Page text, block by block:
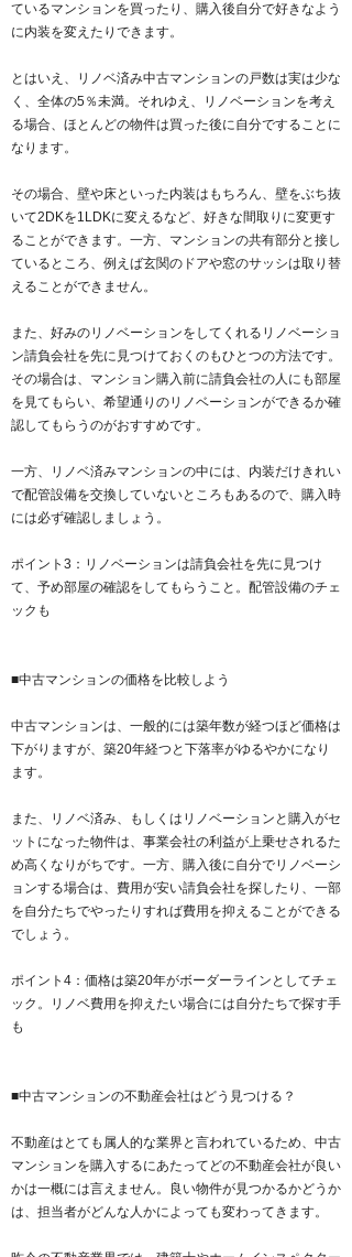
ているマンションを買ったり、購入後自分で好きなよう
に内装を変えたりできます。
とはいえ、リノベ済み中古マンションの戸数は実は少な
く、全体の5％未満。それゆえ、リノベーションを考え
る場合、ほとんどの物件は買った後に自分ですることに
なります。
その場合、壁や床といった内装はもちろん、壁をぶち抜
いて2DKを1LDKに変えるなど、好きな間取りに変更す
ることができます。一方、マンションの共有部分と接し
ているところ、例えば玄関のドアや窓のサッシは取り替
えることができません。
また、好みのリノベーションをしてくれるリノベーショ
ン請負会社を先に見つけておくのもひとつの方法です。
その場合は、マンション購入前に請負会社の人にも部屋
を見てもらい、希望通りのリノベーションができるか確
認してもらうのがおすすめです。
一方、リノベ済みマンションの中には、内装だけきれい
で配管設備を交換していないところもあるので、購入時
には必ず確認しましょう。
ポイント3：リノベーションは請負会社を先に見つけ
て、予め部屋の確認をしてもらうこと。配管設備のチェ
ックも
■中古マンションの価格を比較しよう
中古マンションは、一般的には築年数が経つほど価格は
下がりますが、築20年経つと下落率がゆるやかになり
ます。
また、リノベ済み、もしくはリノベーションと購入がセ
ットになった物件は、事業会社の利益が上乗せされるた
め高くなりがちです。一方、購入後に自分でリノベーシ
ョンする場合は、費用が安い請負会社を探したり、一部
を自分たちでやったりすれば費用を抑えることができる
でしょう。
ポイント4：価格は築20年がボーダーラインとしてチェ
ック。リノベ費用を抑えたい場合には自分たちで探す手
も
■中古マンションの不動産会社はどう見つける？
不動産はとても属人的な業界と言われているため、中古
マンションを購入するにあたってどの不動産会社が良い
かは一概には言えません。良い物件が見つかるかどうか
は、担当者がどんな人かによっても変わってきます。